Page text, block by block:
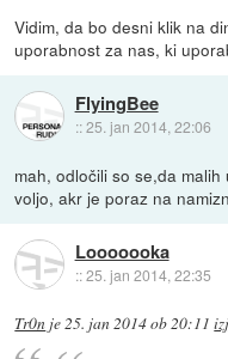
Vidim, da bo desni klik na
uporabnost za nas, ki
FlyingBee
::25. jan 2014, 22:06
mah, odločili so se,da
voljo, akr je poraz na
Looooooka
::25. jan 2014, 22:35
Tr0n je25. jan 2014 ob 20:11